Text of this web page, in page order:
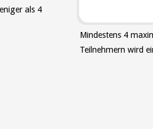
als 4
Mindestens 4
Teilnehmern wird